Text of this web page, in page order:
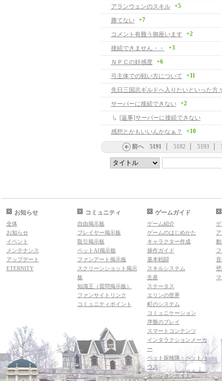
アランウェンのスキル
+5
勝てない +7
コメント有難う御座います +2
接続できません・・ +3
ＮＰＣの好感度 +6
弓主体での戦い方について +11
先日三国志ギルドへ入りたいといった方
サーバーに接続できない
+2
[返事]サーバーに接続できない
感想とかもいいんかなぁ？
+10
前へ 5191 5192 5193
お知らせ
全体
お知らせ
イベント
メンテナンス
アップデート
ETERNITY
コミュニティ
自由掲示板
プレイヤー掲示板
取引掲示板
ペットAI掲示板
ファンアート掲示板
スクリーンショット掲示
板
知識王（質問掲示板）
ファンサイトリンク
コミュニティポイント
ゲームガイド
ゲーム紹介
ゲームのはじめかた
キャラクター作成
操作ガイド
基本戦闘
スキルシステム
生産
ステータス
エリンの世界
町のシステム
コミュニケーション
序盤のプレイ
スマートコンテンツ
インタラクションメーカ
ー
ペット探検隊・ペットハ
ウス
ダンジョンガイド